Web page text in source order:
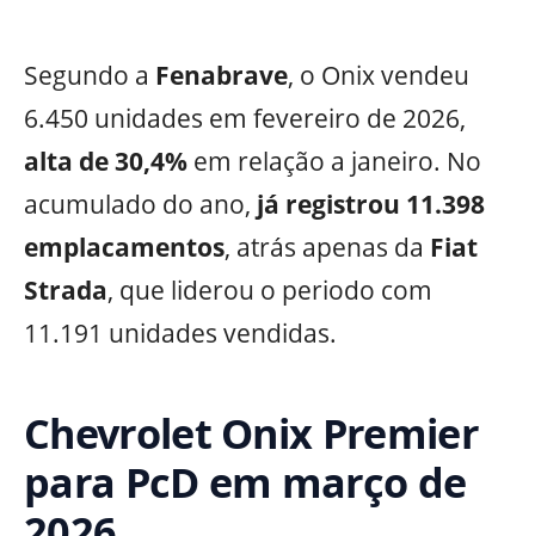
Segundo a Fenabrave, o Onix vendeu
6.450 unidades em fevereiro de 2026,
alta de 30,4% em relação a janeiro. No
acumulado do ano, já registrou 11.398
emplacamentos, atrás apenas da Fiat
Strada, que liderou o periodo com
11.191 unidades vendidas.
Chevrolet Onix Premier
para PcD em março de